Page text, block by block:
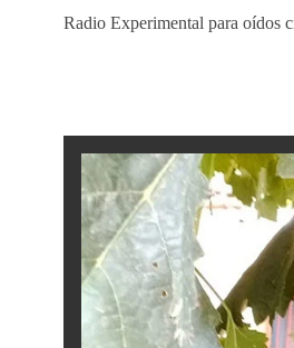
Radio Experimental para oídos